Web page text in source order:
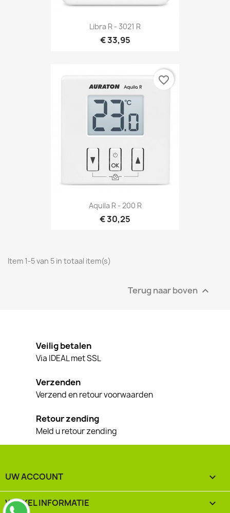
Libra R - 3021 R
€ 33,95
Aquila R - 200 R
€ 30,25
favorite_border
Item 1-5 van 5 in totaal item(s)
Terug naar boven 
Veilig betalen
Via IDEAL met SSL
Verzenden
Verzend en retour voorwaarden
Retour zending
Meld u retour zending
UW ACCOUNT 
WINKEL INFORMATIE keyboard_arrow_down